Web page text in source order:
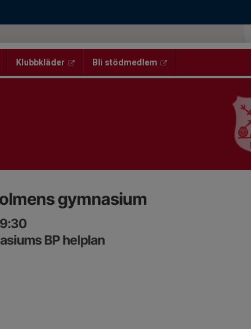
Klubbkläder Bli stödmedlem
gymnasium
BP helplan